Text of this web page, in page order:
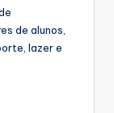
de alunos,
lazer e